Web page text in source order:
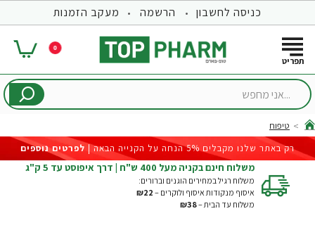
כניסה לחשבון הרשמה מעקב הזמנות
0
...אני
home
טיפוח
רק באתר שלנו מקבלים 5% הנחה על הקנייה הבאה |
לפרטים נוספים
משלוח חינם בקניה מעל 400 ש"ח | דרך איפוסט עד 5 ק"ג
משלוח רגיל במחירים הוגנים וברורים:
איסוף מנקודות איסוף ולוקרים – ₪22
משלוח עד הבית –₪38